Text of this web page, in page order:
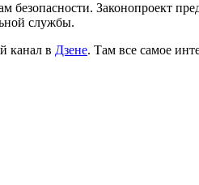
Законопроект
службы.
канал в Дзене. Там все самое